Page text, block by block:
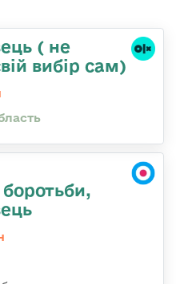
( не
вибір сам)